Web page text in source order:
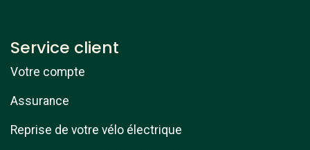
Service client
Votre compte
Assurance
Reprise de votre vélo électrique